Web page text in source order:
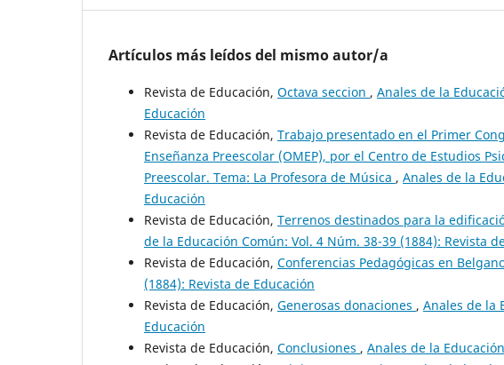
Artículos más leídos del mismo autor/a
Revista de Educación, Octava seccion , Anales de la
Educación
Revista de Educación, Trabajo presentado en el Primer
Enseñanza Preescolar (OMEP), por el Centro de Estudios
Preescolar. Tema: La Profesora de Música , Anales de la
Educación
Revista de Educación, Terrenos destinados para la
de la Educación Común: Vol. 4 Núm. 38-39 (1884): Revista
Revista de Educación, Conferencias Pedagógicas en
(1884): Revista de Educación
Revista de Educación, Generosas donaciones , Anales de la
Educación
Revista de Educación, Conclusiones , Anales de la